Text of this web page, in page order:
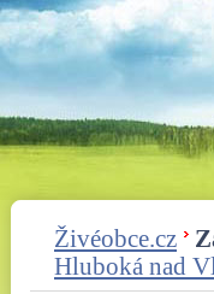
Živéobce.cz
Hluboká nad